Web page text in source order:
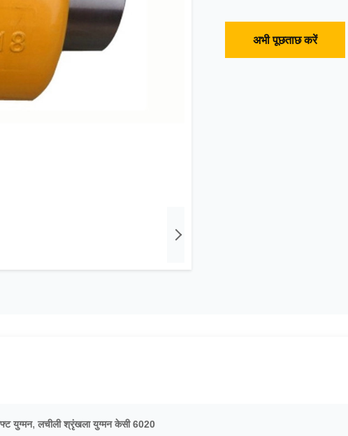
अभी पूछताछ करें
युग्मन, लचीली श्रृंखला युग्मन केसी 6020